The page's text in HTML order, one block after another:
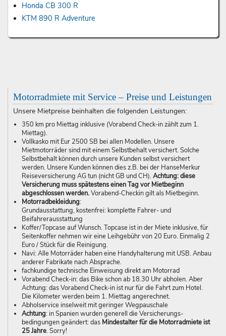
Honda CB 300 R
KTM 890 R Adventure
Motorradmiete mit Service – Preise und Leistungen
Unsere Mietpreise beinhalten die folgenden Leistungen:
350 km pro Miettag inklusive (Vorabend Check-in zählt zum 1.
Miettag).
Vollkasko mit Eur 2500 SB bei allen Modellen. Unsere
Mietmotorräder sind mit einem Selbstbehalt versichert. Solche
Selbstbehalt können durch unsere Kunden selbst versichert
werden. Unsere Kunden können dies z.B. bei der HanseMerkur
Reiseversicherung AG tun (nicht GB und CH).Achtung: diese
Versicherung muss spätestens einen Tag vor Mietbeginn
abgeschlossen werden.Vorabend-Checkin gilt als Mietbeginn.
Motorradbekleidung:
Grundausstattung, kostenfrei: komplette Fahrer- und
Beifahrerausstattung
Koffer/Topcase auf Wunsch. Topcase ist in der Miete inklusive, für
Seitenkoffer nehmen wir eine Leihgebühr von 20 Euro. Einmalig 2
Euro / Stück für die Reinigung.
Navi: Alle Motorräder haben eine Handyhalterung mit USB. Anbau
anderer Fabrikate nach Absprache.
fachkundige technische Einweisung direkt am Motorrad
Vorabend Check-in: das Bike schon ab 18.30 Uhr abholen. Aber
Achtung: das Vorabend Check-in ist nur für die Fahrt zum Hotel.
Die Kilometer werden beim 1. Miettag angerechnet.
Abholservice inselweit mit geringer Wegpauschale
Achtung: in Spanien wurden generell die Versich­­erungs­­
bedingungen geändert: das Mindestalter für die Motorradmiete ist
25 Jahre. Sorry!